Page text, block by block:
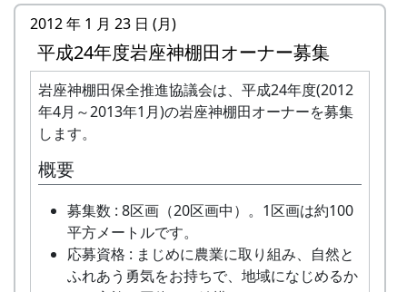
これだけ出来れば、あなたも
（見習い）です。
最後にもう一つ。内緒話（特定の友達一人だけと
話をしたいとき）は、「メッセージ」を使いま
す。
友達にメッセージを送ろう
では、Facebook を楽しんで下さい。
2012 年 1 月 23 日 (月)
平成24年度岩座神棚田オーナー募集
岩座神棚田保全推進協議会は、平成24年度(2012
年4月～2013年1月)の岩座神棚田オーナーを募集
します。
概要
募集数 : 8区画（20区画中）。1区画は約100
平方メートルです。
応募資格 : まじめに農業に取り組み、自然と
ふれあう勇気をお持ちで、地域になじめるか